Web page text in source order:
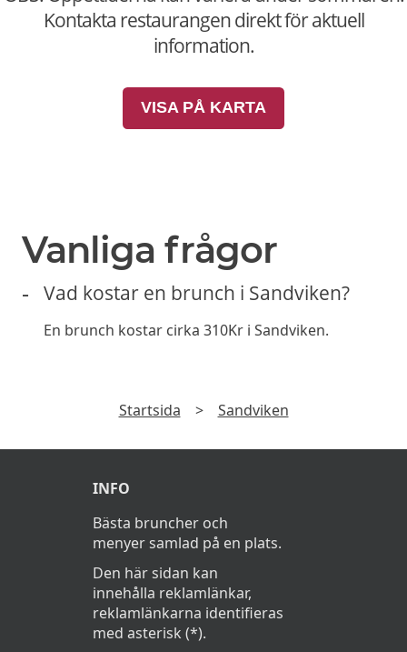
Kontakta restaurangen direkt för aktuell
information.
VISA PÅ KARTA
Vanliga frågor
Vad kostar en brunch i Sandviken?
En brunch kostar cirka 310Kr i Sandviken.
Startsida > Sandviken
INFO
Bästa bruncher och
menyer samlad på en plats.
Den här sidan kan
innehålla reklamlänkar,
reklamlänkarna identifieras
med asterisk (*).